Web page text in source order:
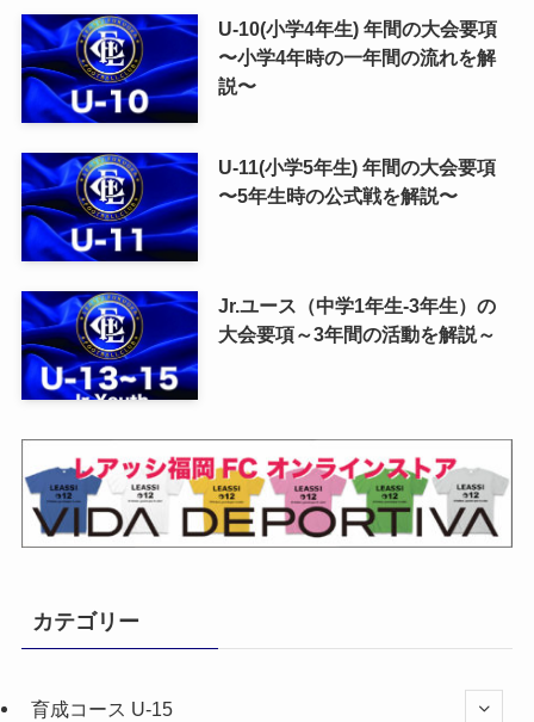
U-10(小学4年生) 年間の大会要項
〜小学4年時の一年間の流れを解
説〜
U-11(小学5年生) 年間の大会要項
〜5年生時の公式戦を解説〜
Jr.ユース（中学1年生-3年生）の
大会要項～3年間の活動を解説～
カテゴリー
育成コース U-15